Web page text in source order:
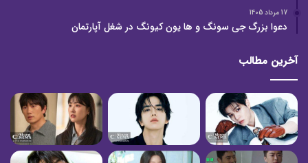
17 مرداد 1405
دعوا بزرگ جی سونگ و ها یون کیونگ در شغل آپارتمان
آخرین مطالب